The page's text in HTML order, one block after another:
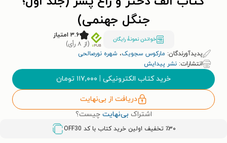
جنگل جهنمی)
خواندن نمونۀ رایگان
۳.۶ امتیاز
(از ۸ رأی)
پدیدآورندگان: مارکوس سجویک، شهره نورصالحی
انتشارات: نشر پیدایش
خرید کتاب الکترونیکی | ۱۱۷,۰۰۰ تومان
دریافت از بی‌نهایت
اشتراک بی‌نهایت چیست؟
٪۳۰ تخفیف اولین خرید کتاب با کد OFF30